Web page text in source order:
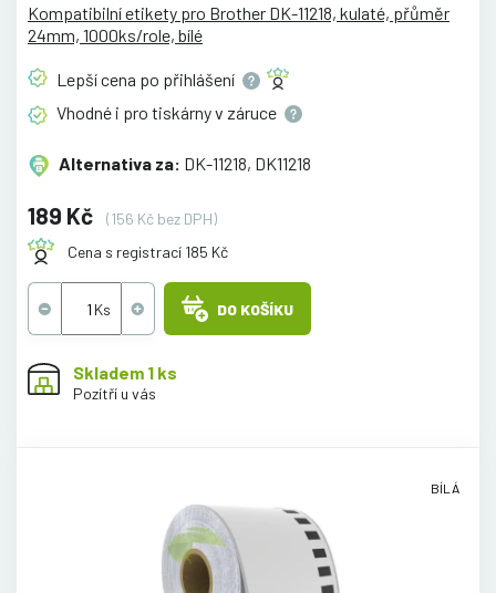
Kompatibilní etikety pro Brother DK-11218, kulaté, přůměr
24mm, 1000ks/role, bílé
Lepší cena po přihlášení
Vhodné i pro tiskárny v záruce
Alternativa za: DK-11218, DK11218
189 Kč
(156 Kč bez DPH)
Cena s registrací 185 Kč
DO KOŠÍKU
Skladem 1 ks
Pozítří u vás
BÍLÁ